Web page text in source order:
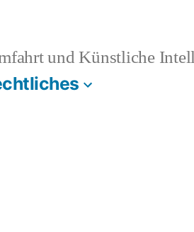
und Künstliche